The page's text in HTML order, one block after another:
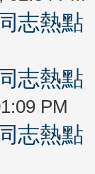
志熱
志熱
PM
志熱